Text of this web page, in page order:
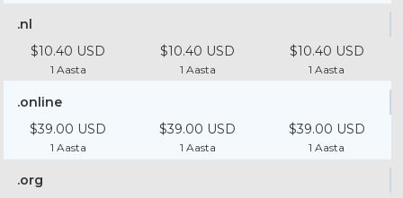
.nl
$10.40 USD
1 Aasta
$10.40 USD
1 Aasta
$10.40 USD
1 Aasta
.online
$39.00 USD
1 Aasta
$39.00 USD
1 Aasta
$39.00 USD
1 Aasta
.org